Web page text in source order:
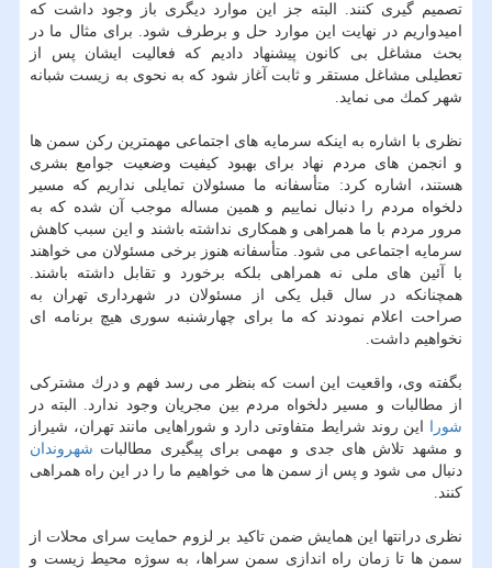
تصمیم گیری كنند. البته جز این موارد دیگری باز وجود داشت كه
امیدواریم در نهایت این موارد حل و برطرف شود. برای مثال ما در
بحث مشاغل بی كانون پیشنهاد دادیم كه فعالیت ایشان پس از
تعطیلی مشاغل مستقر و ثابت آغاز شود كه به نحوی به زیست شبانه
شهر كمك می نماید.
نظری با اشاره به اینكه سرمایه های اجتماعی مهمترین ركن سمن ها
و انجمن های مردم نهاد برای بهبود كیفیت وضعیت جوامع بشری
هستند، اشاره كرد: متأسفانه ما مسئولان تمایلی نداریم كه مسیر
دلخواه مردم را دنبال نماییم و همین مساله موجب آن شده كه به
مرور مردم با ما همراهی و همكاری نداشته باشند و این سبب كاهش
سرمایه اجتماعی می شود. متأسفانه هنوز برخی مسئولان می خواهند
با آئین های ملی نه همراهی بلكه برخورد و تقابل داشته باشند.
همچنانكه در سال قبل یكی از مسئولان در شهرداری تهران به
صراحت اعلام نمودند كه ما برای چهارشنبه سوری هیچ برنامه ای
نخواهیم داشت.
بگفته وی، واقعیت این است كه بنظر می رسد فهم و درك مشتركی
از مطالبات و مسیر دلخواه مردم بین مجریان وجود ندارد. البته در
شورا این روند شرایط متفاوتی دارد و شوراهایی مانند تهران، شیراز
و مشهد تلاش های جدی و مهمی برای پیگیری مطالبات شهروندان
دنبال می شود و پس از سمن ها می خواهیم ما را در این راه همراهی
كنند.
نظری درانتها این همایش ضمن تاكید بر لزوم حمایت سرای محلات از
سمن ها تا زمان راه اندازی سمن سراها، به سوژه محیط زیست و